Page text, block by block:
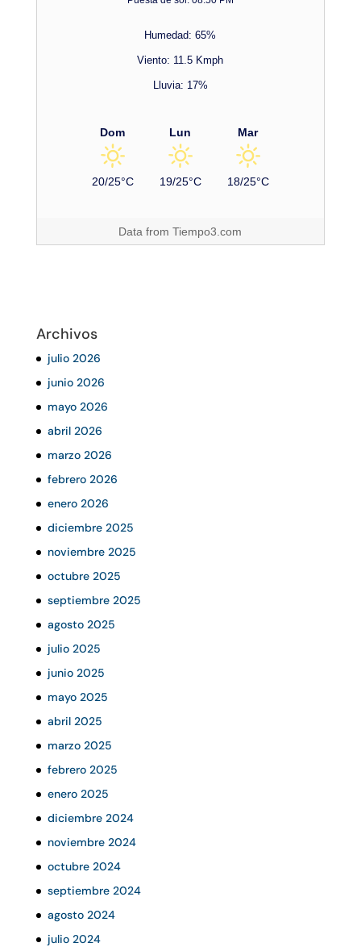
Humedad: 65%
Viento: 11.5 Kmph
Lluvia: 17%
Dom
20/25°C
Lun
19/25°C
Mar
18/25°C
Data fromTiempo3.com
Archivos
julio 2026
junio 2026
mayo 2026
abril 2026
marzo 2026
febrero 2026
enero 2026
diciembre 2025
noviembre 2025
octubre 2025
septiembre 2025
agosto 2025
julio 2025
junio 2025
mayo 2025
abril 2025
marzo 2025
febrero 2025
enero 2025
diciembre 2024
noviembre 2024
octubre 2024
septiembre 2024
agosto 2024
julio 2024